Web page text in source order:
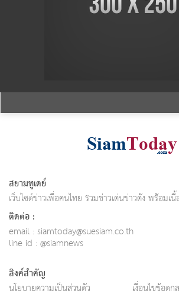
สยามทูเดย์
เว็บไซต์ข่าวเพื่อคนไทย รวมข่าวเด่นข่าวดัง พร้อม
ติดต่อ :
email : siamtoday@suesiam.co.th
line id : @siamnews
ลิงค์สำคัญ
นโยบายความเป็นส่วนตัว เงื่อนไขข้อตก